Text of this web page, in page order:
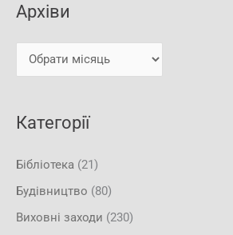
а
т
Архіви
Категорії
Бібліотека (21)
Будівництво (80)
Виховні заходи (230)